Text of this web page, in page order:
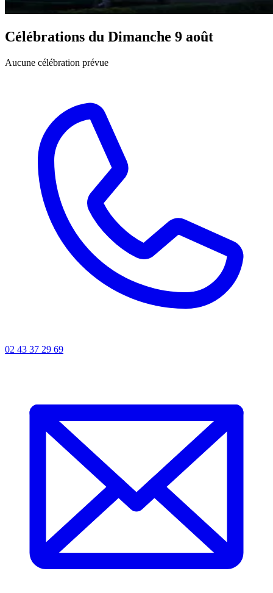
Célébrations du Dimanche 9 août
Aucune célébration prévue
02 43 37 29 69